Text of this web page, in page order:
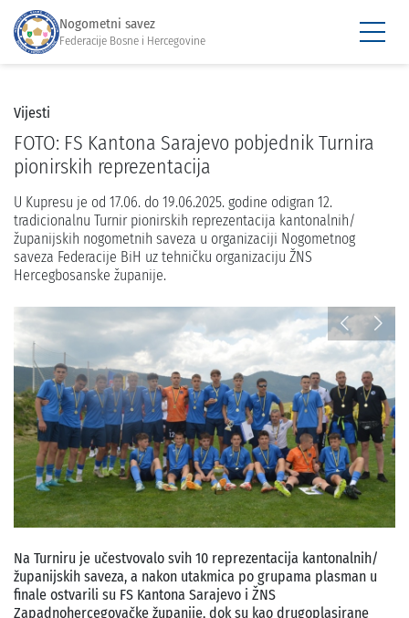
Nogometni savez
Federacije Bosne i Hercegovine
Vijesti
FOTO: FS Kantona Sarajevo pobjednik Turnira
pionirskih reprezentacija
U Kupresu je od 17.06. do 19.06.2025. godine odigran 12.
tradicionalnu Turnir pionirskih reprezentacija kantonalnih/
županijskih nogometnih saveza u organizaciji Nogometnog
saveza Federacije BiH uz tehničku organizaciju ŽNS
Hercegbosanske županije.
Na Turniru je učestvovalo svih 10 reprezentacija kantonalnih/
županijskih saveza, a nakon utakmica po grupama plasman u
finale ostvarili su FS Kantona Sarajevo i ŽNS
Zapadnohercegovačke županije, dok su kao drugoplasirane